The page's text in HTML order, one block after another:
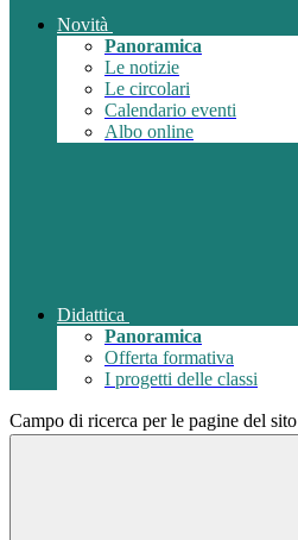
Novità
Panoramica
Le notizie
Le circolari
Calendario eventi
Albo online
Didattica
Panoramica
Offerta formativa
I progetti delle classi
Campo di ricerca per le pagine del sito